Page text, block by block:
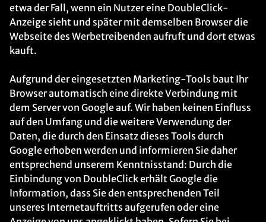
etwa der Fall, wenn ein Nutzer eine DoubleClick-
Anzeige sieht und später mit demselben Browser die
Webseite des Werbetreibenden aufruft und dort etwas
kauft.
Aufgrund der eingesetzten Marketing-Tools baut Ihr
Browser automatisch eine direkte Verbindung mit
dem Server von Google auf. Wir haben keinen Einfluss
auf den Umfang und die weitere Verwendung der
Daten, die durch den Einsatz dieses Tools durch
Google erhoben werden und informieren Sie daher
entsprechend unserem Kenntnisstand: Durch die
Einbindung von DoubleClick erhält Google die
Information, dass Sie den entsprechenden Teil
unseres Internetauftritts aufgerufen oder eine